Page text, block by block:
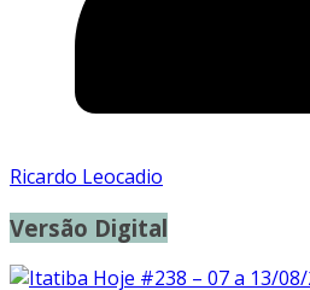
Ricardo Leocadio
Versão Digital